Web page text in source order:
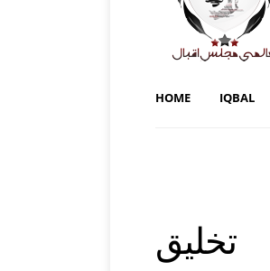
HOME IQBAL
تخليق